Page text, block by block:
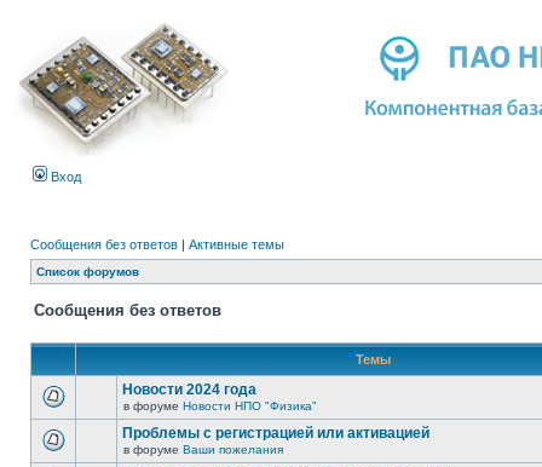
Вход
Сообщения без ответов | Активные темы
Список форумов
Сообщения без ответов
Темы
Новости 2024 года
в форуме Новости НПО "Физика"
Проблемы с регистрацией или активацией
в форуме Ваши пожелания